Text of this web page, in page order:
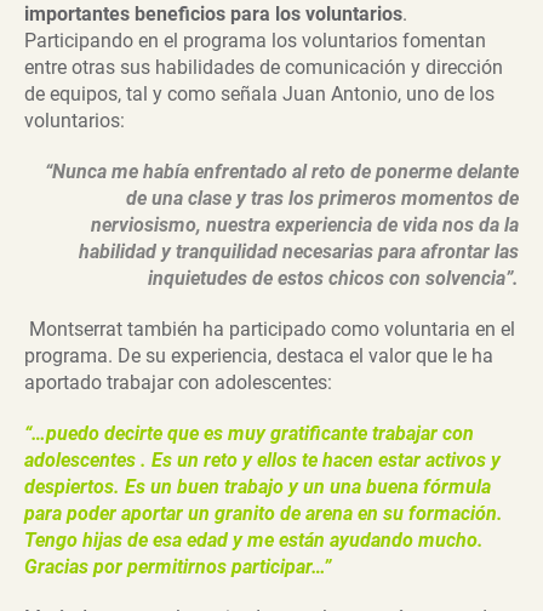
importantes beneficios para los voluntarios.
Participando en el programa los voluntarios fomentan
entre otras sus habilidades de comunicación y dirección
de equipos, tal y como señala Juan Antonio, uno de los
voluntarios:
“Nunca me había enfrentado al reto de ponerme delante
de una clase y tras los primeros momentos de
nerviosismo, nuestra experiencia de vida nos da la
habilidad y tranquilidad necesarias para afrontar las
inquietudes de estos chicos con solvencia”.
Montserrat también ha participado como voluntaria en el
programa. De su experiencia, destaca el valor que le ha
aportado trabajar con adolescentes:
“…puedo decirte que es muy gratificante trabajar con
adolescentes . Es un reto y ellos te hacen estar activos y
despiertos. Es un buen trabajo y un una buena fórmula
para poder aportar un granito de arena en su formación.
Tengo hijas de esa edad y me están ayudando mucho.
Gracias por permitirnos participar…”